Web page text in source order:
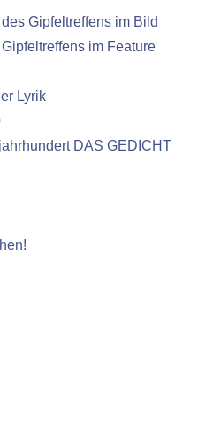
Gipfeltreffens im Bild
im Feature
Lyrik
DAS GEDICHT